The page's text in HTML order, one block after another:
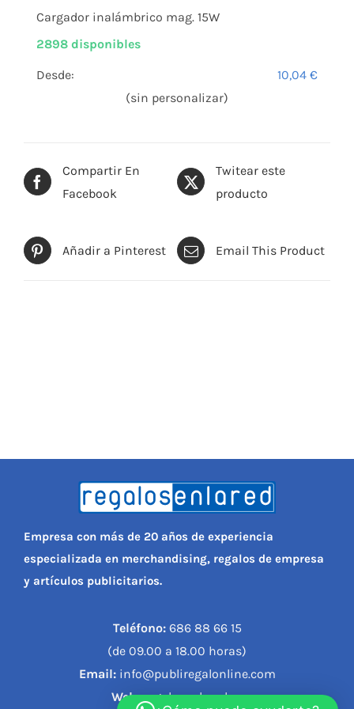
Compartir En
Facebook
Twitear este
producto
Añadir a Pinterest Email This Product
Cargador inalámbrico mag. 15W
2898 disponibles
Desde: 10,04€
(sin personalizar)
Empresa con más de 20 años de experiencia
especializada en merchandising, regalos de empresa
y artículos publicitarios.
Teléfono:686 88 66 15
(de 09.00 a 18.00 horas)
Email:info@publiregalonline.com
Web:regalosenlared.es